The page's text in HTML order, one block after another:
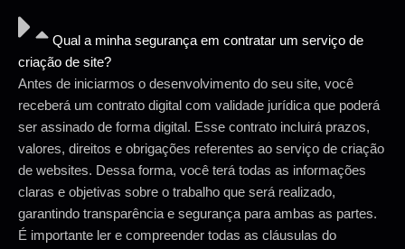
Qual a minha segurança em contratar um serviço de
criação de site?
Antes de iniciarmos o desenvolvimento do seu site, você
receberá um contrato digital com validade jurídica que poderá
ser assinado de forma digital. Esse contrato incluirá prazos,
valores, direitos e obrigações referentes ao serviço de criação
de websites. Dessa forma, você terá todas as informações
claras e objetivas sobre o trabalho que será realizado,
garantindo transparência e segurança para ambas as partes.
É importante ler e compreender todas as cláusulas do